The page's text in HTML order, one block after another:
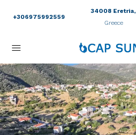
+306975992559
34008 Eretria,
Greece